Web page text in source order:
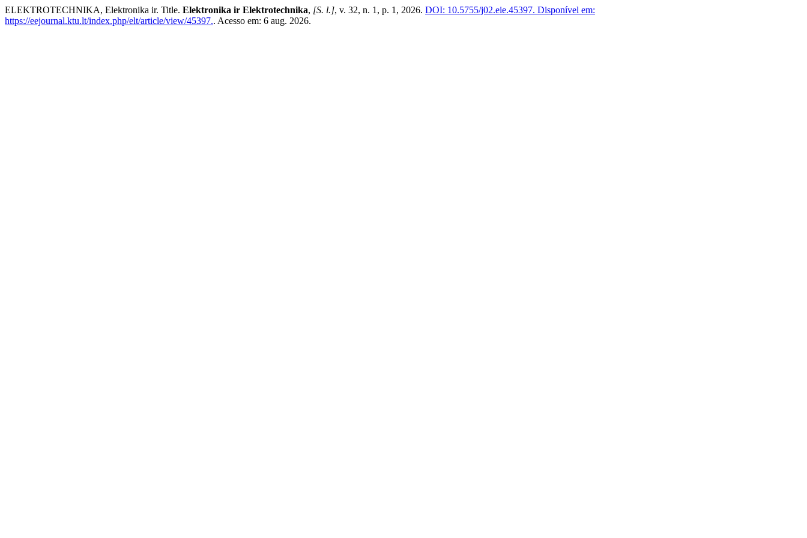
ELEKTROTECHNIKA, Elektronika ir. Title. Elektronika ir Elektrotechnika, [S. l.], v. 32, n. 1, p. 1, 2026. DOI: 10.5755/j02.eie.45397. Disponível em:
https://eejournal.ktu.lt/index.php/elt/article/view/45397.. Acesso em: 6 aug. 2026.